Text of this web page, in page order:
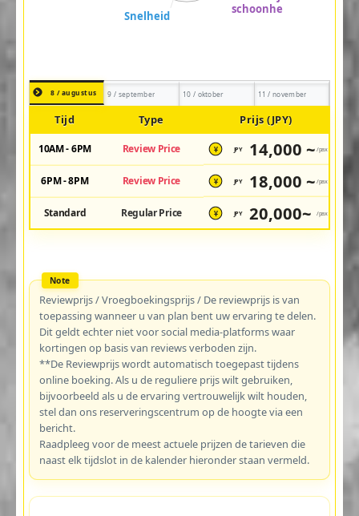
8 / augustus 9 / september 10 / oktober 11 / november
Tijd Type Prijs (JPY)
10AM - 6PM Review Price ¥ JPY 14,000 ~ /pax
6PM - 8PM Review Price ¥ JPY 18,000 ~ /pax
Standard Regular Price ¥ JPY 20,000~ /pax
Reviewprijs / Vroegboekingsprijs / De reviewprijs is van
toepassing wanneer u van plan bent uw ervaring te delen.
Dit geldt echter niet voor social media-platforms waar
kortingen op basis van reviews verboden zijn.
**De Reviewprijs wordt automatisch toegepast tijdens
online boeking. Als u de reguliere prijs wilt gebruiken,
bijvoorbeeld als u de ervaring vertrouwelijk wilt houden,
stel dan ons reserveringscentrum op de hoogte via een
bericht.
Raadpleeg voor de meest actuele prijzen de tarieven die
naast elk tijdslot in de kalender hieronder staan vermeld.